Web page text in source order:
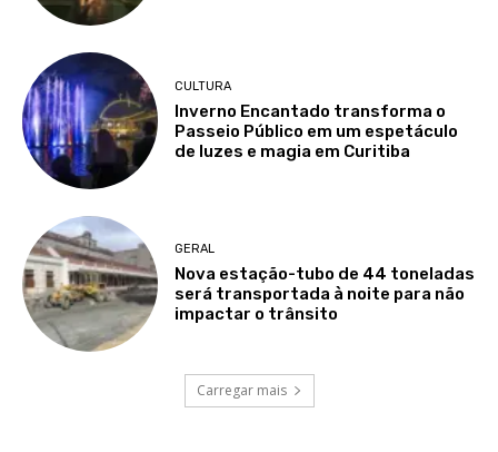
CULTURA
Inverno Encantado transforma o
Passeio Público em um espetáculo
de luzes e magia em Curitiba
GERAL
Nova estação-tubo de 44 toneladas
será transportada à noite para não
impactar o trânsito
Carregar mais